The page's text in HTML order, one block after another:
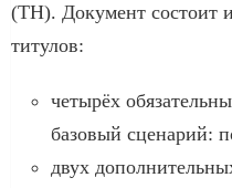
(ТН). Документ состоит
титулов:
четырёх
базовый сценарий:
двух